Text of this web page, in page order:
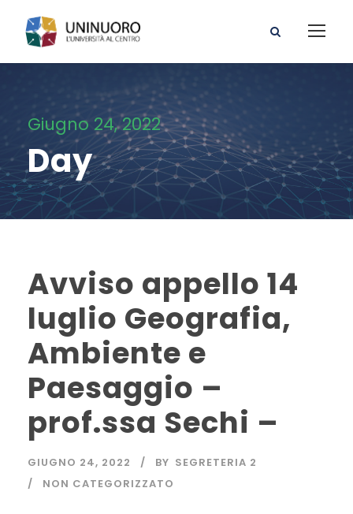
Giugno 24, 2022
Day
Avviso appello 14
luglio Geografia,
Ambiente e
Paesaggio –
prof.ssa Sechi –
GIUGNO 24, 2022 BY SEGRETERIA 2
NON CATEGORIZZATO